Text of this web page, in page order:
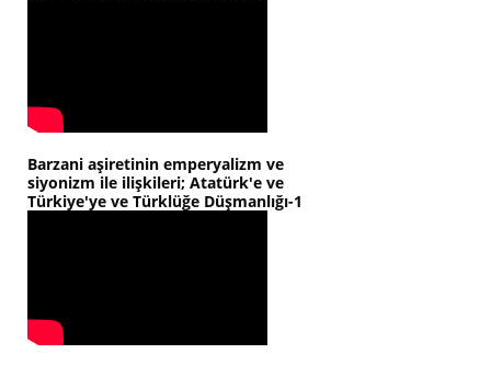
Barzani aşiretinin emperyalizm ve
siyonizm ile ilişkileri; Atatürk'e ve
Türkiye'ye ve Türklüğe Düşmanlığı-1